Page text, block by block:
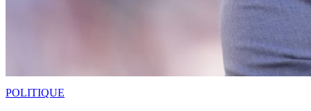
POLITIQUE